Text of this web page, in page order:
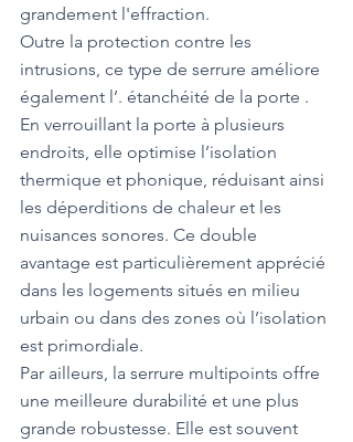
grandement l'effraction.
Outre la protection contre les
intrusions, ce type de serrure améliore
également l’. étanchéité de la porte .
En verrouillant la porte à plusieurs
endroits, elle optimise l’isolation
thermique et phonique, réduisant ainsi
les déperditions de chaleur et les
nuisances sonores. Ce double
avantage est particulièrement apprécié
dans les logements situés en milieu
urbain ou dans des zones où l’isolation
est primordiale.
Par ailleurs, la serrure multipoints offre
une meilleure durabilité et une plus
grande robustesse. Elle est souvent